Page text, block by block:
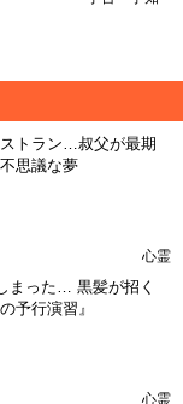
トラン…叔父が最期
思議な夢
心霊
まった… 黒髪が招く
予行演習』
心霊